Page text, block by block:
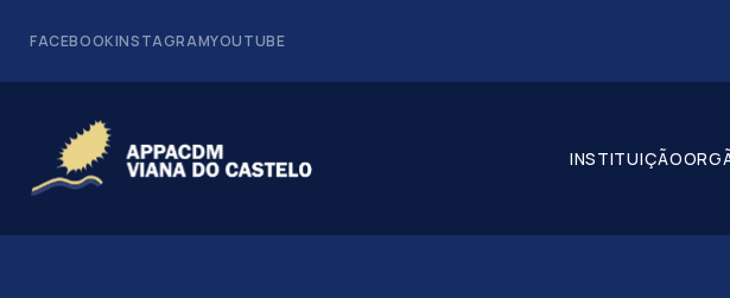
FACEBOOKINSTAGRAMYOUTUBE
INSTITUIÇÃO